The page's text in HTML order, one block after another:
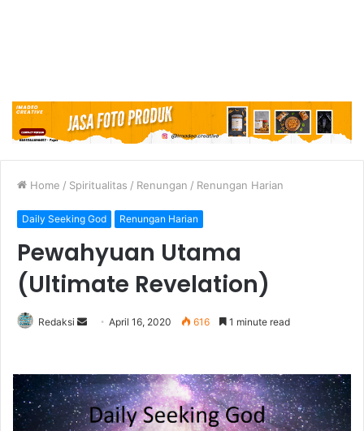
Home / Spiritualitas / Renungan / Renungan Harian
Daily Seeking God Renungan Harian
Pewahyuan Utama
(Ultimate Revelation)
Redaksi
d
a
n
April 16, 2020 616 1 minute read